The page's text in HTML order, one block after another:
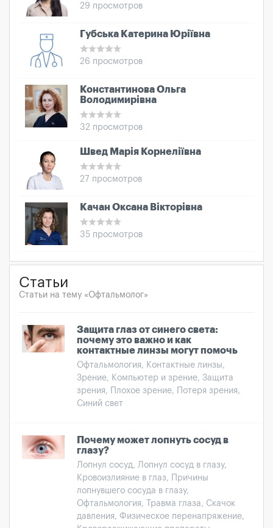
29 просмотров
Губська Катерина Юріївна
26 просмотров
Константинова Ольга
Володимирівна
32 просмотров
Швед Марія Корнеліївна
27 просмотров
Качан Оксана Вікторівна
35 просмотров
Статьи
Статьи на тему «Офтальмолог»
Защита глаз от синего света:
почему это важно и как
контактные линзы могут помочь
Офтальмология, Контактные линзы,
Зрение, Компьютер и зрение, Защита
зрения, Плохое зрение, Потеря зрения,
Синий свет
Почему может лопнуть сосуд в
глазу?
Лопнул сосуд, Лопнул сосуд в глазу,
Кровоизлияние в глаз, Причины
лопнувшего сосуда в глазу,
Офтальмология, Травма глаза, Скачок
давления, Физическое перенапряжение,